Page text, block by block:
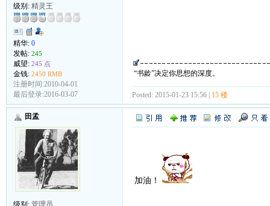
级别: 精灵王
精华: 0
发帖: 245
威望: 245 点
金钱: 2450 RMB
注册时间:2010-04-01
最后登录:2016-03-07
“书龄”决定你思想的深度。
Posted: 2015-01-23 15:56 | 15 楼
田孟
级别: 管理员
加油！